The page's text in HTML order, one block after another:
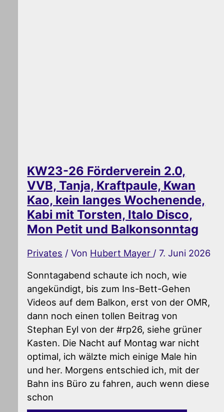
KW23-26 Förderverein 2.0,
VVB, Tanja, Kraftpaule, Kwan
Kao, kein langes Wochenende,
Kabi mit Torsten, Italo Disco,
Mon Petit und Balkonsonntag
Privates / Von Hubert Mayer /7. Juni 2026
Sonntagabend schaute ich noch, wie
angekündigt, bis zum Ins-Bett-Gehen
Videos auf dem Balkon, erst von der OMR,
dann noch einen tollen Beitrag von
Stephan Eyl von der #rp26, siehe grüner
Kasten. Die Nacht auf Montag war nicht
optimal, ich wälzte mich einige Male hin
und her. Morgens entschied ich, mit der
Bahn ins Büro zu fahren, auch wenn diese
schon